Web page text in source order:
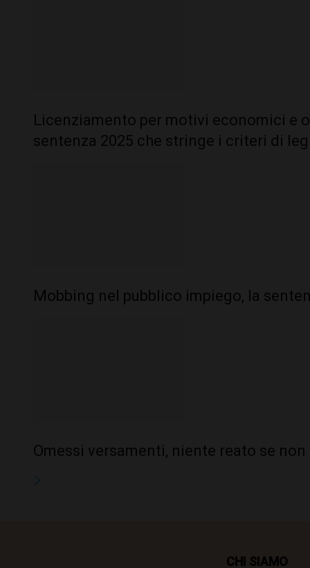
Licenziamento per motivi economici e
sentenza 2025 che stringe i criteri di
Mobbing nel pubblico impiego, la
Omessi versamenti, niente reato se
CHI SIAMO